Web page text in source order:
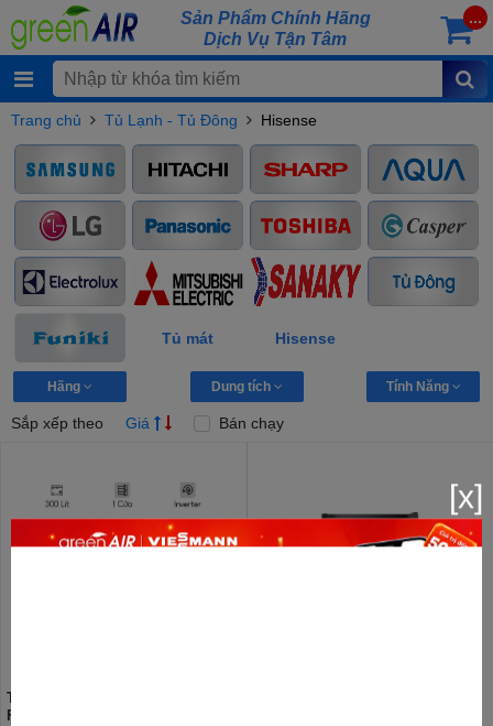
Sản Phẩm Chính Hãng
Dịch Vụ Tận Tâm
...
Trang chủ Tủ Lạnh - Tủ Đông Hisense
Tủ mát Hisense
Hãng Dung tích Tính Năng
Sắp xếp theo Giá Bán chạy
Tủ Đông Hisense Inverter 300 Lít
FC380D4EWC1
[x]